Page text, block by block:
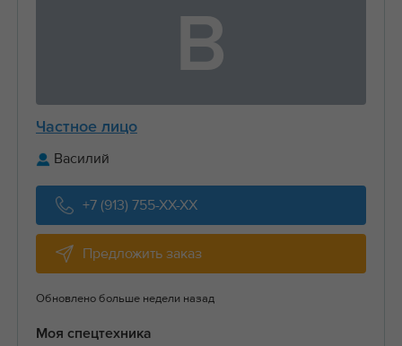
В
Частное лицо
Василий
+7 (913) 755-XX-XX
Предложить заказ
Обновлено больше недели назад
Моя спецтехника